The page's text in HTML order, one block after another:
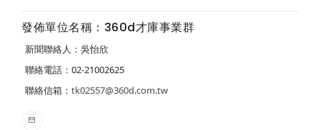
發佈單位名稱：360d才庫事業群
新聞聯絡人：吳怡欣
聯絡電話：02-21002625
聯絡信箱： tk02557@360d.com.tw